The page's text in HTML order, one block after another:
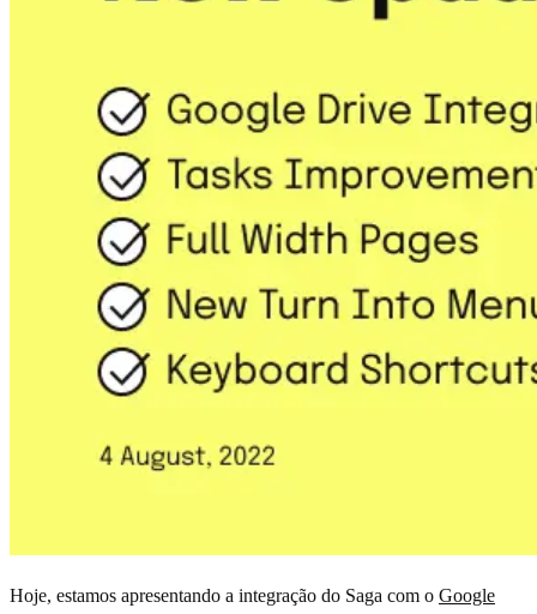
Hoje, estamos apresentando a integração do Saga com o Google